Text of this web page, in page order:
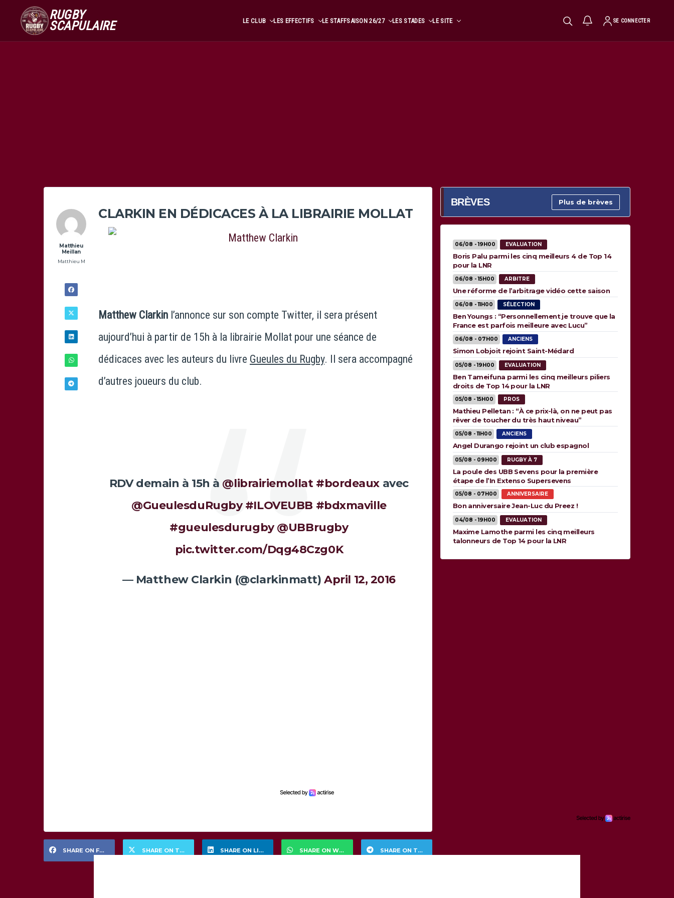
RUGBY
SCAPULAIRE LE CLUB LES EFFECTIFS LE STAFFSAISON 26/27 LES STADES LE SITE SE CONNECTER
Matthieu
Meillan
Matthieu M
CLARKIN EN DÉDICACES À LA LIBRAIRIE MOLLAT
Matthew Clarkin l’annonce sur son compte Twitter, il sera présent
aujourd’hui à partir de 15h à la librairie Mollat pour une séance de
dédicaces avec les auteurs du livre Gueules du Rugby. Il sera accompagné
d’autres joueurs du club.
RDV demain à 15h à @librairiemollat #bordeaux avec
@GueulesduRugby #ILOVEUBB #bdxmaville
#gueulesdurugby @UBBrugby
pic.twitter.com/Dqg48Czg0K
— Matthew Clarkin (@clarkinmatt)April 12, 2016
SHARE ON FACEBOOK SHARE ON TWITTER SHARE ON LINKEDIN SHARE ON WHATSAPP SHARE ON TELEGRAM
BRÈVES Plus de brèves
06/08 - 19H00 EVALUATION
Boris Palu parmi les cinq meilleurs 4 de Top 14
pour la LNR
06/08 - 15H00 ARBITRE
Une réforme de l’arbitrage vidéo cette saison
06/08 - 11H00 SÉLECTION
Ben Youngs : “Personnellement je trouve que la
France est parfois meilleure avec Lucu”
06/08 - 07H00 ANCIENS
Simon Lobjoit rejoint Saint-Médard
05/08 - 19H00 EVALUATION
Ben Tameifuna parmi les cinq meilleurs piliers
droits de Top 14 pour la LNR
05/08 - 15H00 PROS
Mathieu Pelletan : “À ce prix-là, on ne peut pas
rêver de toucher du très haut niveau”
05/08 - 11H00 ANCIENS
Angel Durango rejoint un club espagnol
05/08 - 09H00 RUGBY À 7
La poule des UBB Sevens pour la première
étape de l’In Extenso Supersevens
05/08 - 07H00 ANNIVERSAIRE
Bon anniversaire Jean-Luc du Preez !
04/08 - 19H00 EVALUATION
Maxime Lamothe parmi les cinq meilleurs
talonneurs de Top 14 pour la LNR